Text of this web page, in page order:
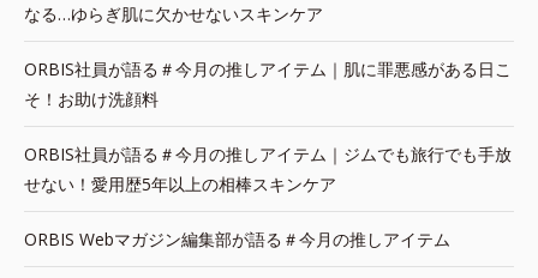
なる…ゆらぎ肌に欠かせないスキンケア
ORBIS社員が語る＃今月の推しアイテム｜肌に罪悪感がある日こ
そ！お助け洗顔料
ORBIS社員が語る＃今月の推しアイテム｜ジムでも旅行でも手放
せない！愛用歴5年以上の相棒スキンケア
ORBIS Webマガジン編集部が語る＃今月の推しアイテム